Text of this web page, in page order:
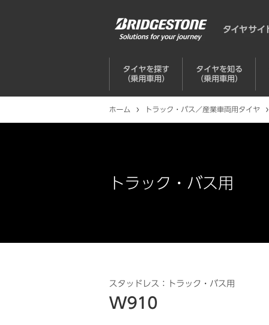
タイヤを探す
（乗用車用）
タイヤを知る
（乗用車用）
ホーム トラック・バス／産業車両用タイヤ
トラック・バス用
スタッドレス：トラック・バス用
W910